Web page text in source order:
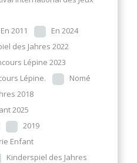
En 2011
En 2024
des Jahres 2022
Lépine 2023
Lépine.
Nomé
2018
2025
2019
Enfant
Kinderspiel des Jahres